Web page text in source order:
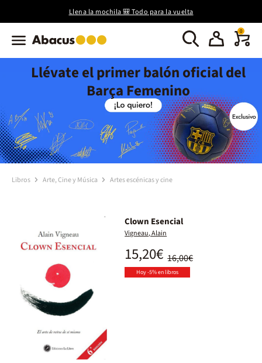
Llena la mochila 🎒 Todo para la vuelta
0
Llévate el primer balón oficial del
Barça Femenino
Libros Arte, Cine y Música Artes escénicas y cine
Clown Esencial
Vigneau, Alain
16,00€
15,20€
Hoy -5% en libros